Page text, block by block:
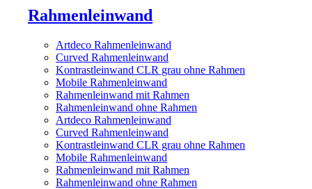
Rahmenleinwand
Artdeco Rahmenleinwand
Curved Rahmenleinwand
Kontrastleinwand CLR grau ohne Rahmen
Mobile Rahmenleinwand
Rahmenleinwand mit Rahmen
Rahmenleinwand ohne Rahmen
Artdeco Rahmenleinwand
Curved Rahmenleinwand
Kontrastleinwand CLR grau ohne Rahmen
Mobile Rahmenleinwand
Rahmenleinwand mit Rahmen
Rahmenleinwand ohne Rahmen